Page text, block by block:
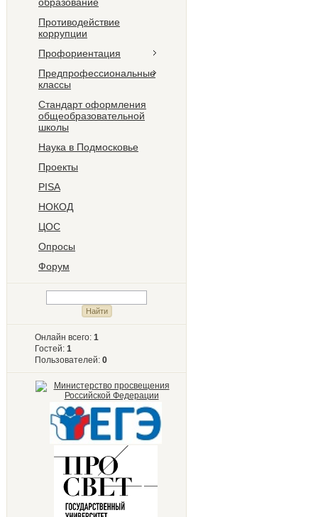
Противодействие
коррупции
Профориентация
Предпрофессиональные
классы
Стандарт оформления
общеобразовательной
школы
Наука в Подмосковье
Проекты
PISA
НОКОД
ЦОС
Опросы
Форум
Онлайн всего: 1
Гостей: 1
Пользователей: 0